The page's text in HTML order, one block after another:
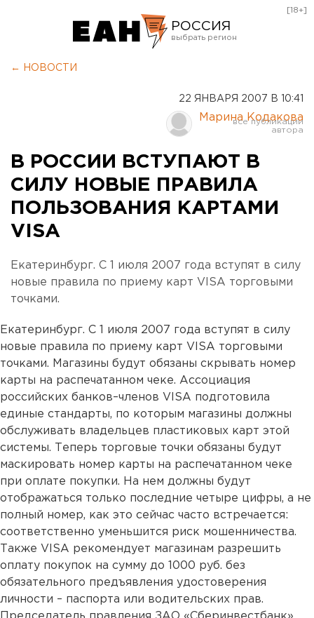
РОССИЯ
Курган
Оренбург
[18+]
← НОВОСТИ
22 ЯНВАРЯ 2007 В 10:41
Марина Кодакова
В РОССИИ ВСТУПАЮТ В
СИЛУ НОВЫЕ ПРАВИЛА
ПОЛЬЗОВАНИЯ КАРТАМИ
VISA
Екатеринбург. С 1 июля 2007 года вступят в силу
новые правила по приему карт VISA торговыми
точками.
Екатеринбург. С 1 июля 2007 года вступят в силу
новые правила по приему карт VISA торговыми
точками. Магазины будут обязаны скрывать номер
карты на распечатанном чеке. Ассоциация
российских банков–членов VISA подготовила
единые стандарты, по которым магазины должны
обслуживать владельцев пластиковых карт этой
системы. Теперь торговые точки обязаны будут
маскировать номер карты на распечатанном чеке
при оплате покупки. На нем должны будут
отображаться только последние четыре цифры, а не
полный номер, как это сейчас часто встречается:
соответственно уменьшится риск мошенничества.
Также VISA рекомендует магазинам разрешить
оплату покупок на сумму до 1000 руб. без
обязательного предъявления удостоверения
личности – паспорта или водительских прав.